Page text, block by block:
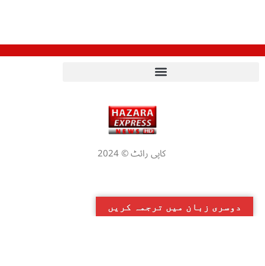
کاپی رائٹ © 2024
دوسری زبان میں ترجمہ کریں